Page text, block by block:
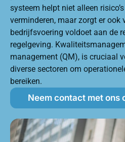
systeem helpt niet alleen
verminderen, maar zorgt er ook
bedrijfsvoering voldoet aan de
regelgeving.
management (QM), is cruciaal
diverse sectoren om
bereiken.
Neem contact met ons